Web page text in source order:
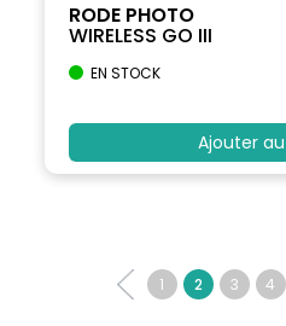
RODE PHOTO
WIRELESS GO III
EN STOCK
Ajouter
1 2 3 4